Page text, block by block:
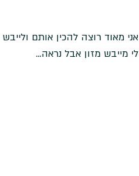
אני מאוד רוצה להכין אותם
לי מייבש מזון אבל נראה...